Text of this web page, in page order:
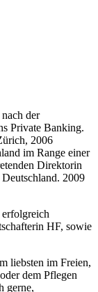
der
Private Banking.
2006
im Range einer
Direktorin
2009
HF, sowie
liebsten im Freien,
dem Pflegen
gerne,